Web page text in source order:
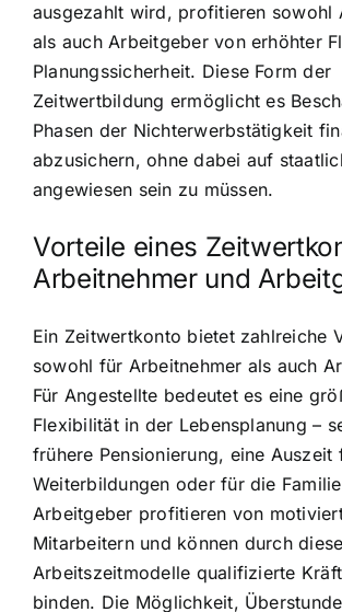
ausgezahlt wird, profitieren sowohl
als auch Arbeitgeber von erhöhter
Planungssicherheit. Diese Form der
Zeitwertbildung ermöglicht es
Phasen der Nichterwerbstätigkeit
abzusichern, ohne dabei auf
angewiesen sein zu müssen.
Vorteile eines
Arbeitnehmer und
Ein Zeitwertkonto bietet zahlreiche
sowohl für Arbeitnehmer als auch
Für Angestellte bedeutet es eine
Flexibilität in der Lebensplanung –
frühere Pensionierung, eine Auszeit
Weiterbildungen oder für die
Arbeitgeber profitieren von
Mitarbeitern und können durch
Arbeitszeitmodelle qualifizierte
binden. Die Möglichkeit,